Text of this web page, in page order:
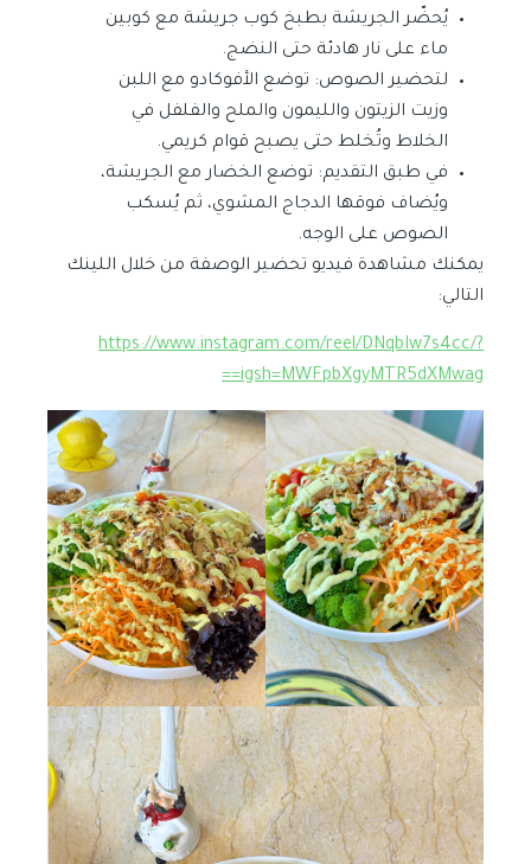
يُحضّر الجريشة بطبخ كوب جريشة مع كوبين
ماء على نار هادئة حتى النضج.
لتحضير الصوص: توضع الأفوكادو مع اللبن
وزيت الزيتون والليمون والملح والفلفل في
الخلاط وتُخلط حتى يصبح قوام كريمي.
في طبق التقديم: توضع الخضار مع الجريشة،
ويُضاف فوقها الدجاج المشوي، ثم يُسكب
الصوص على الوجه.
يمكنك مشاهدة فيديو تحضير الوصفة من خلال اللينك
التالي:
https://www.instagram.com/reel/DNqbIw7s4cc/?
igsh=MWFpbXgyMTR5dXMwag==